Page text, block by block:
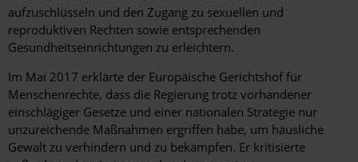
aufzuschlüsseln und den Zugang zu sexuellen und
reproduktiven Rechten sowie entsprechenden
Gesundheitseinrichtungen zu erleichtern.
Im Mai 2017 erklärte der Europäische Gerichtshof für
Menschenrechte, dass die Regierung trotz vorhandener
einschlägiger Gesetze und einer nationalen Strategie nur
unzureichende Maßnahmen ergriffen habe, um häusliche
Gewalt zu verhindern und zu bekämpfen. Er kritisierte